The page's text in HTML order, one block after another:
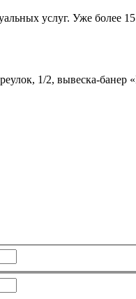
услуг. Уже более 15
1/2, вывеска-